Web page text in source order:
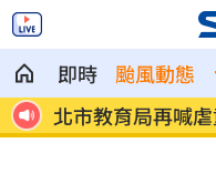
即時 颱風動態
北市教育局再喊
嗆